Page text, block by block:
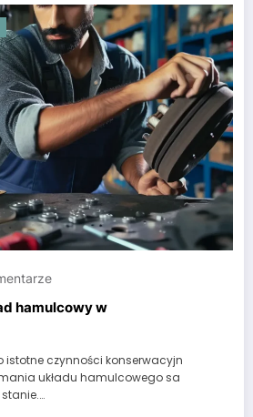
hamulcowy w
istotne czynności konserwacyjn
układu hamulcowego sa